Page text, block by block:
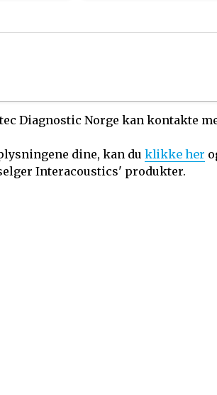
Diagnostic Norge kan kontakte
dine, kan du klikke her
Interacoustics' produkter.